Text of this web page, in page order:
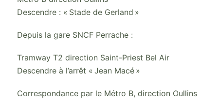
Descendre : « Stade de Gerland »
Depuis la gare SNCF Perrache :
Tramway T2 direction Saint-Priest Bel Air
Descendre à l’arrêt « Jean Macé »
Correspondance par le Métro B, direction Oullins